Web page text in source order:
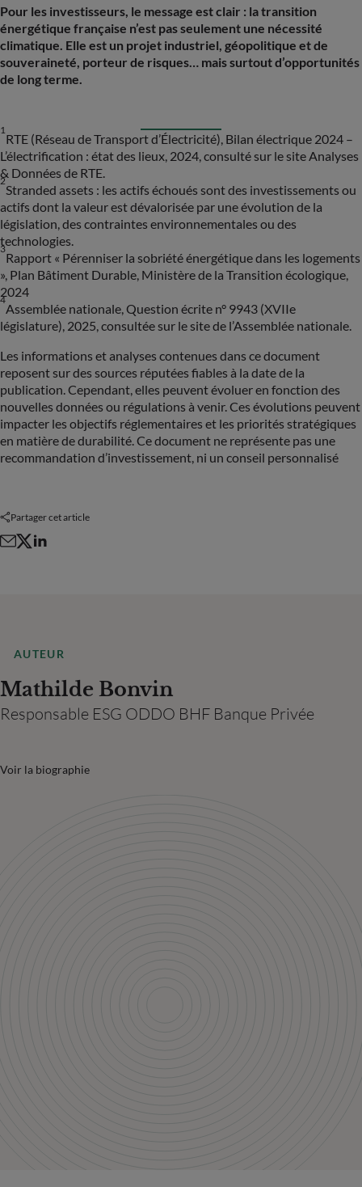
PAYS
Sélectionner un pays
Pour les investisseurs, le message est clair : la transition
énergétique française n’est pas seulement une nécessité
climatique. Elle est un projet industriel, géopolitique et de
souveraineté, porteur de risques… mais surtout d’opportunités
de long terme.
1
RTE (Réseau de Transport d’Électricité), Bilan électrique 2024 –
L’électrification : état des lieux, 2024, consulté sur le site Analyses
& Données de RTE.
2
Stranded assets : les actifs échoués sont des investissements ou
actifs dont la valeur est dévalorisée par une évolution de la
législation, des contraintes environnementales ou des
technologies.
3
Rapport « Pérenniser la sobriété énergétique dans les logements
», Plan Bâtiment Durable, Ministère de la Transition écologique,
2024
4
Assemblée nationale, Question écrite n° 9943 (XVIIe
législature), 2025, consultée sur le site de l’Assemblée nationale.
Les informations et analyses contenues dans ce document
reposent sur des sources réputées fiables à la date de la
publication. Cependant, elles peuvent évoluer en fonction des
nouvelles données ou régulations à venir. Ces évolutions peuvent
impacter les objectifs réglementaires et les priorités stratégiques
en matière de durabilité. Ce document ne représente pas une
recommandation d’investissement, ni un conseil personnalisé
Partager cet article
AUTEUR
Mathilde Bonvin
Responsable ESG ODDO BHF Banque Privée
Voir la biographie